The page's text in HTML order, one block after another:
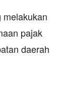
melakukan
pajak
daerah